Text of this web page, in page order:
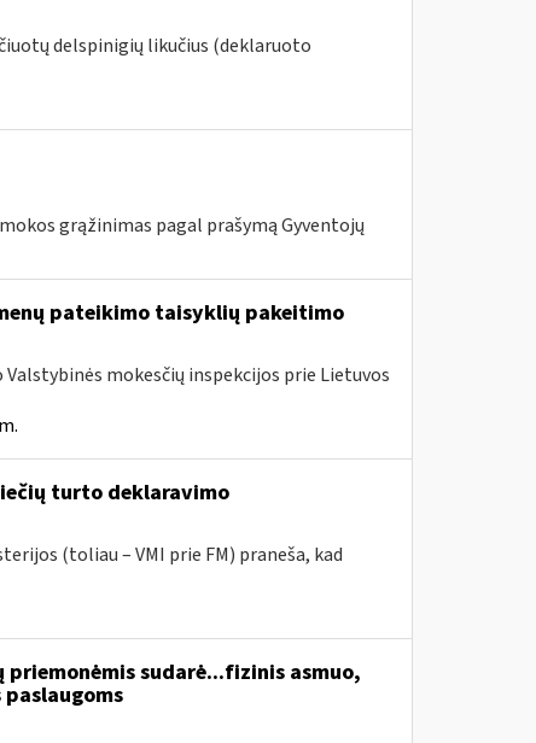
delspinigių likučius (deklaruoto
grąžinimas pagal prašymą Gyventojų
pateikimo taisyklių pakeitimo
mokesčių inspekcijos prie Lietuvos
turto deklaravimo
(toliau – VMI prie FM) praneša, kad
sudarė...fizinis asmuo,